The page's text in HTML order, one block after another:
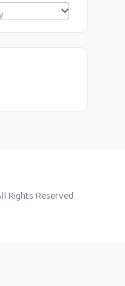
Rights Reserved